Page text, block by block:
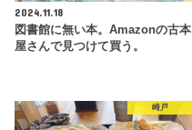
2024.11.18
図書館に無い本。Amazonの古本
屋さんで見つけて買う。
崎戸